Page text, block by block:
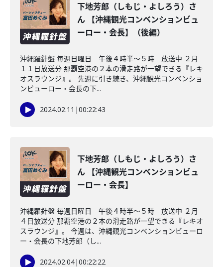
下地芳郎（しもじ・よしろう）さ
ん 【沖縄観光コンベンションビュ
ーロー・会長】（後編）
沖縄羅針盤 毎週日曜日 午後４時半～５時 放送中 ２月
１１日放送分 那覇空港の２本の滑走路が一望できる『レキ
オスラウンジ』。 先週に引き続き、沖縄観光コンベンショ
ンビューロー・会長の下...
2024.02.11 |00:22:43
下地芳郎（しもじ・よしろう）さ
ん 【沖縄観光コンベンションビュ
ーロー・会長】
沖縄羅針盤 毎週日曜日 午後４時半～５時 放送中 ２月
４日放送分 那覇空港の２本の滑走路が一望できる『レキオ
スラウンジ』。 今週は、沖縄観光コンベンションビューロ
ー・会長の下地芳郎（し...
2024.02.04|00:22:22